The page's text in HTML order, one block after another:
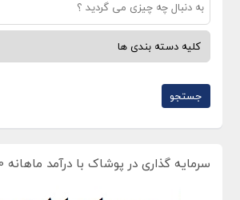
سرمایه گذاری در پوشاک با درآمد ماهانه 30میلیون تومان